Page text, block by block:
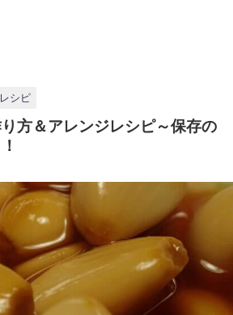
レシピ
方＆アレンジレシピ～保存の